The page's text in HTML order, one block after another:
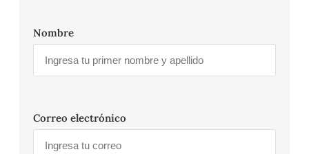
Nombre
Correo electrónico